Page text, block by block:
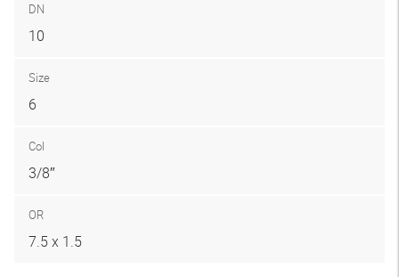
DN
10
Size
6
Col
3/8″
OR
7.5 x 1.5